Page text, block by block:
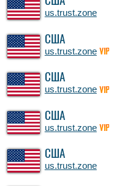
us.trust.zone
США
us.trust.zone VIP
США
us.trust.zone VIP
США
us.trust.zone VIP
США
us.trust.zone